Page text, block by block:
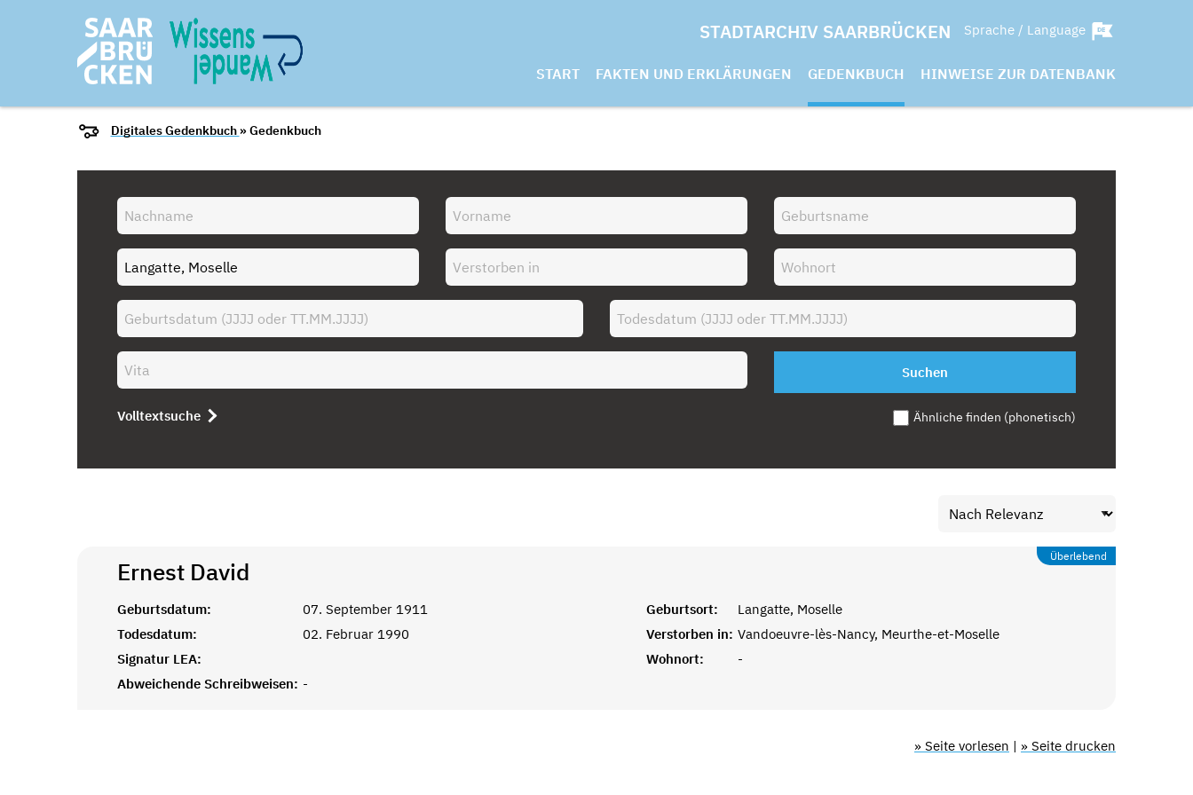
STADTARCHIV SAARBRÜCKEN Sprache / Language
START FAKTEN UND ERKLÄRUNGEN GEDENKBUCH HINWEISE ZUR DATENBANK
Digitales Gedenkbuch » Gedenkbuch
Suchen
Volltextsuche Ähnliche finden (phonetisch)
Überlebend
Ernest David
Geburtsdatum: 07. September 1911 Geburtsort:
Langatte, Moselle
Todesdatum:
02. Februar 1990 Verstorben in: Vandoeuvre-lès-Nancy, Meurthe-et-Moselle
Signatur LEA:
Wohnort:
-
Abweichende Schreibweisen: -
» Seite vorlesen | » Seite drucken